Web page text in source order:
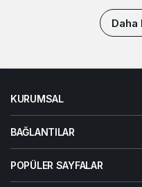
Daha
KURUMSAL
BAĞLANTILAR
POPÜLER SAYFALAR